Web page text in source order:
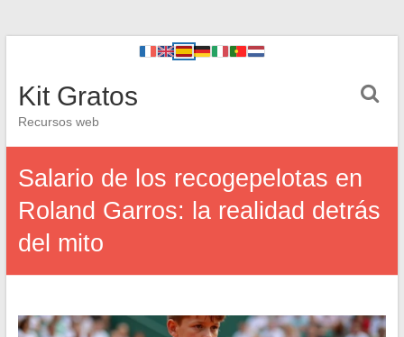
Kit Gratos
Recursos web
Salario de los recogepelotas en
Roland Garros: la realidad detrás
del mito